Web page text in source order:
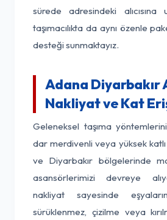
sürede adresindeki alıcısına
taşımacılıkta da aynı özenle
desteği sunmaktayız.
Adana Diyarbakır
Nakliyat ve Kat
Geleneksel taşıma
dar merdivenli veya yüksek
ve Diyarbakır bölgelerinde
asansörlerimizi devreye
nakliyat sayesinde
sürüklenmez, çizilme veya